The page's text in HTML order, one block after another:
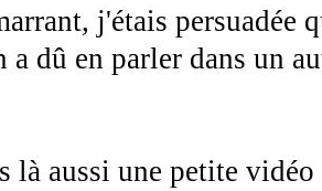
j'étais persuadée
a dû en parler dans un
là aussi une petite